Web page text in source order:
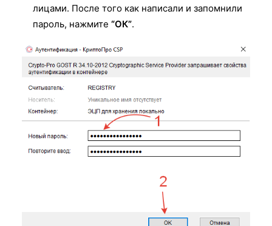
лицами. После того как написали и запомнили
пароль, нажмите “ОК”.